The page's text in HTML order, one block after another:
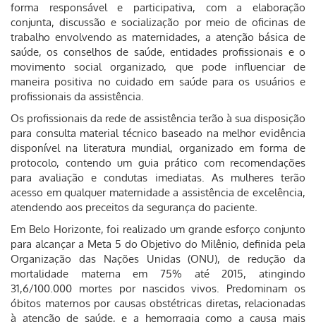
forma responsável e participativa, com a elaboração
conjunta, discussão e socialização por meio de oficinas de
trabalho envolvendo as maternidades, a atenção básica de
saúde, os conselhos de saúde, entidades profissionais e o
movimento social organizado, que pode influenciar de
maneira positiva no cuidado em saúde para os usuários e
profissionais da assistência.
Os profissionais da rede de assistência terão à sua disposição
para consulta material técnico baseado na melhor evidência
disponível na literatura mundial, organizado em forma de
protocolo, contendo um guia prático com recomendações
para avaliação e condutas imediatas. As mulheres terão
acesso em qualquer maternidade a assistência de excelência,
atendendo aos preceitos da segurança do paciente.
Em Belo Horizonte, foi realizado um grande esforço conjunto
para alcançar a Meta 5 do Objetivo do Milênio, definida pela
Organização das Nações Unidas (ONU), de redução da
mortalidade materna em 75% até 2015, atingindo
31,6/100.000 mortes por nascidos vivos. Predominam os
óbitos maternos por causas obstétricas diretas, relacionadas
à atenção de saúde, e a hemorragia como a causa mais